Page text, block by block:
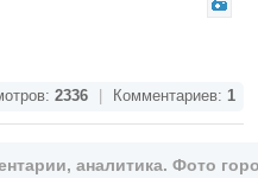
2336 Комментариев: 1
аналитика. Фото